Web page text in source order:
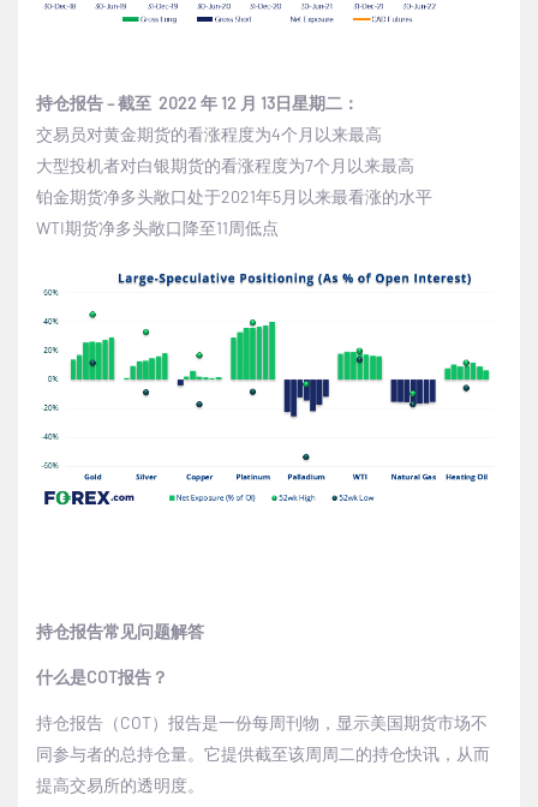
持仓报告–截至 2022 年 12 月 13日星期二：
交易员对黄金期货的看涨程度为4个月以来最高
大型投机者对白银期货的看涨程度为7个月以来最高
铂金期货净多头敞口处于2021年5月以来最看涨的水平
WTI期货净多头敞口降至11周低点
持仓报告常见问题解答
什么是COT报告？
持仓报告（COT）报告是一份每周刊物，显示美国期货市场不
同参与者的总持仓量。它提供截至该周周二的持仓快讯，从而
提高交易所的透明度。